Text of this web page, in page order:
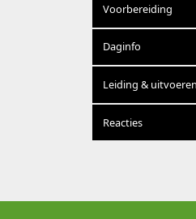
Voorbereiding
Daginfo
Leiding &
Reacties